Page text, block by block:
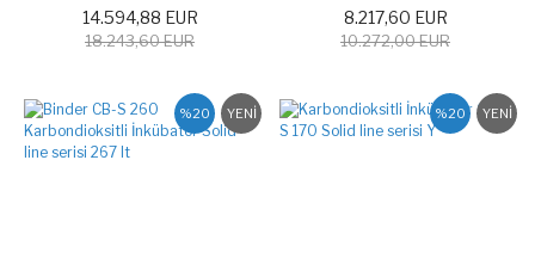
14.594,88 EUR
18.243,60 EUR
8.217,60 EUR
10.272,00 EUR
%20 YENİ %20 YENİ